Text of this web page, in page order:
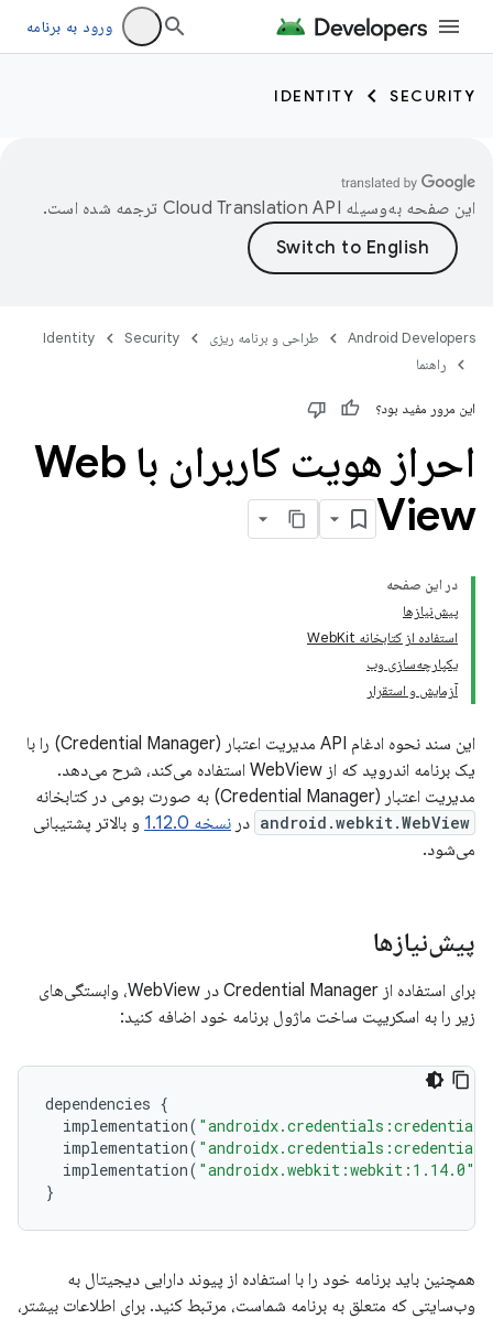
ورود به برنامه
SECURITY
IDENTITY
این صفحه به‌وسیله ترجمه شده است.
Android Developers طراحی و برنامه ریزی Security
Identity
راهنما
این مرور مفید بود؟
احراز هویت کاربران با Web
View
در این صفحه
پیش‌نیازها
استفاده از کتابخانه WebKit
یکپارچه‌سازی وب
آزمایش و استقرار
این سند نحوه ادغام API مدیریت اعتبار (Credential Manager) را با
یک برنامه اندروید که از WebView استفاده می‌کند، شرح می‌دهد.
مدیریت اعتبار (Credential Manager) به صورت بومی در کتابخانه
android.webkit.WebView در نسخه 1.12.0
و بالاتر پشتیبانی
می‌شود.
پیش‌نیازها
برای استفاده از Credential Manager در WebView، وابستگی‌های
زیر را به اسکریپت ساخت ماژول برنامه خود اضافه کنید:
dependencies {
implementation(
implementation(
implementation( "androidx.webkit:webkit:1.14.0"
}
همچنین باید برنامه خود را با استفاده از پیوند دارایی دیجیتال به
وب‌سایتی که متعلق به برنامه شماست، مرتبط کنید. برای اطلاعات بیشتر،